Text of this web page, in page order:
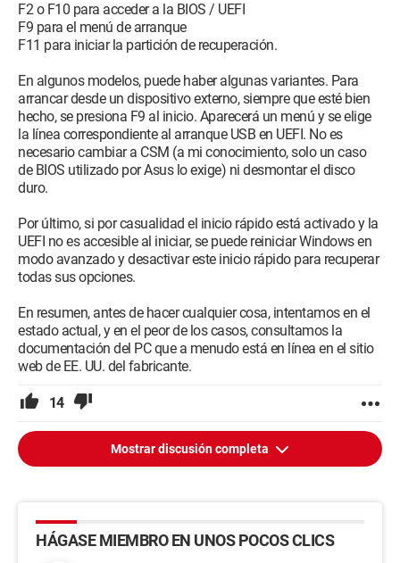
F2 o F10 para acceder a la BIOS / UEFI
F9 para el menú de arranque
F11 para iniciar la partición de recuperación.
En algunos modelos, puede haber algunas variantes. Para
arrancar desde un dispositivo externo, siempre que esté bien
hecho, se presiona F9 al inicio. Aparecerá un menú y se elige
la línea correspondiente al arranque USB en UEFI. No es
necesario cambiar a CSM (a mi conocimiento, solo un caso
de BIOS utilizado por Asus lo exige) ni desmontar el disco
duro.
Por último, si por casualidad el inicio rápido está activado y la
UEFI no es accesible al iniciar, se puede reiniciar Windows en
modo avanzado y desactivar este inicio rápido para recuperar
todas sus opciones.
En resumen, antes de hacer cualquier cosa, intentamos en el
estado actual, y en el peor de los casos, consultamos la
documentación del PC que a menudo está en línea en el sitio
web de EE. UU. del fabricante.
14
Mostrar discusión completa
HÁGASE MIEMBRO EN UNOS POCOS CLICS